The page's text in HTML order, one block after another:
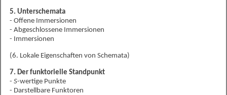
5. Unterschemata
- Offene Immersionen
- Abgeschlossene Immersionen
- Immersionen
(6. Lokale Eigenschaften von Schemata)
7. Der funktorielle Standpunkt
- S-wertige Punkte
- Darstellbare Funktoren